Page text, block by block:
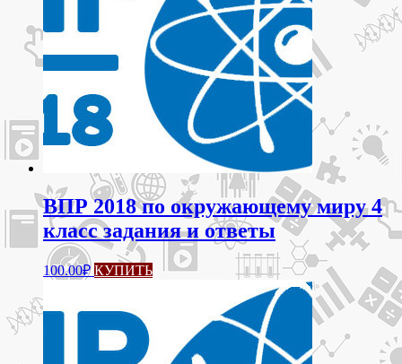
ВПР 2018 по окружающему миру 4
класс задания и ответы
100.00₽ КУПИТЬ